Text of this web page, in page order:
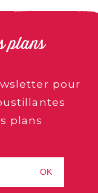
plans
pour
plans
OK